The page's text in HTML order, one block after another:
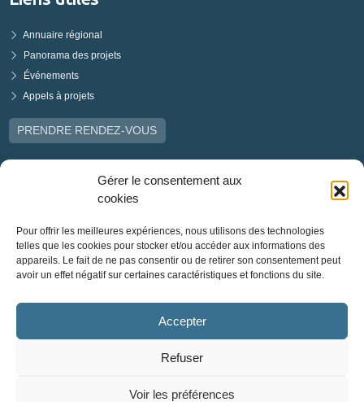
Gérer le consentement aux
cookies
Pour offrir les meilleures expériences, nous utilisons des technologies
telles que les cookies pour stocker et/ou accéder aux informations des
appareils. Le fait de ne pas consentir ou de retirer son consentement peut
avoir un effet négatif sur certaines caractéristiques et fonctions du site.
Accepter
Refuser
Voir les préférences
Annuaire régional
Panorama des projets
Événements
Appels à projets
PRENDRE RENDEZ-VOUS